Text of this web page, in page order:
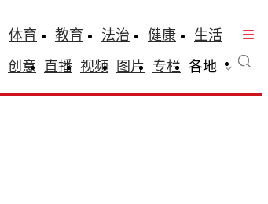
体育 教育 法治 健康
生活
创意 直播 视频 图片 专栏 各地